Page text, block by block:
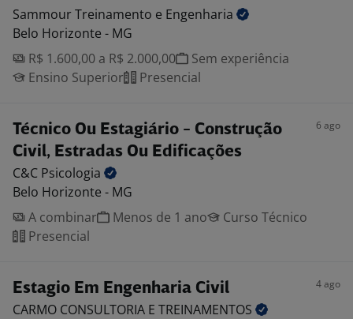
Sammour Treinamento e Engenharia
Belo Horizonte - MG
R$ 1.600,00 a R$ 2.000,00
Sem experiência
Ensino Superior
Presencial
Técnico Ou Estagiário - Construção
Civil, Estradas Ou Edificações
6 ago
C&C Psicologia
Belo Horizonte - MG
A combinar
Menos de 1 ano
Curso Técnico
Presencial
Estagio Em Engenharia Civil 4 ago
CARMO CONSULTORIA E TREINAMENTOS